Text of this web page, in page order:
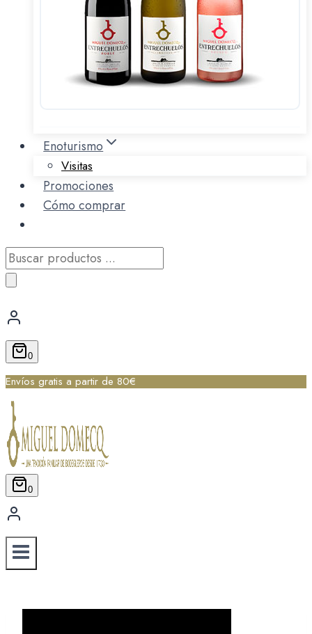
Enoturismo
Visitas
Promociones
Cómo comprar
Búsqueda
de
0
Envíos gratis a partir de 80€
0